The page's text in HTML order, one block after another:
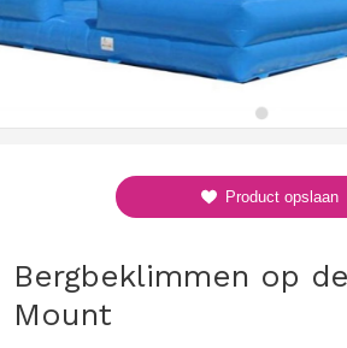
Bergbeklimmen op
Mount
Product opslaan